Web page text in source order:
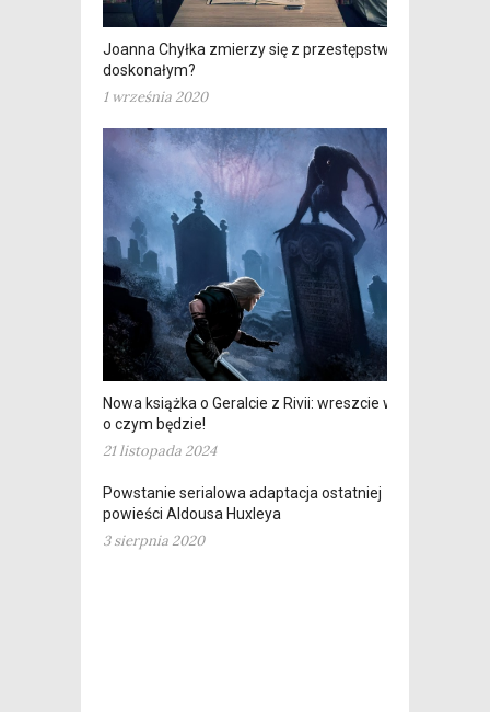
Joanna Chyłka zmierzy się z przestępstwem
doskonałym?
1 września 2020
Nowa książka o Geralcie z Rivii: wreszcie wiemy,
o czym będzie!
21 listopada 2024
Powstanie serialowa adaptacja ostatniej
powieści Aldousa Huxleya
3 sierpnia 2020